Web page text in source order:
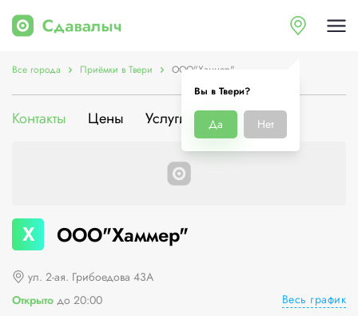
Вы в Твери?
Да Нет
Все города Приёмки в Твери ООО"Хаммер"
Контакты Цены Услуги О компании
Х ООО"Хаммер"
ул. 2-ая. Грибоедова 43А
Открыто до 20:00 Весь график